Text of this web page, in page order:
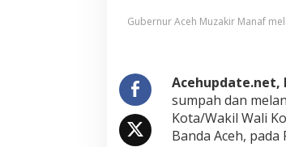
a
i
z
a
-
A
Gubernur Aceh Muzakir Manaf
Acehupdate.net,
sumpah dan
Kota/Wakil Wali
Banda Aceh,